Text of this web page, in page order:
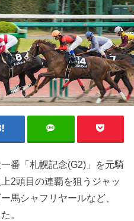
番「札幌記念(G2)」を元騎
2頭目の連覇を狙うジャッ
馬シャフリヤールなど、
。